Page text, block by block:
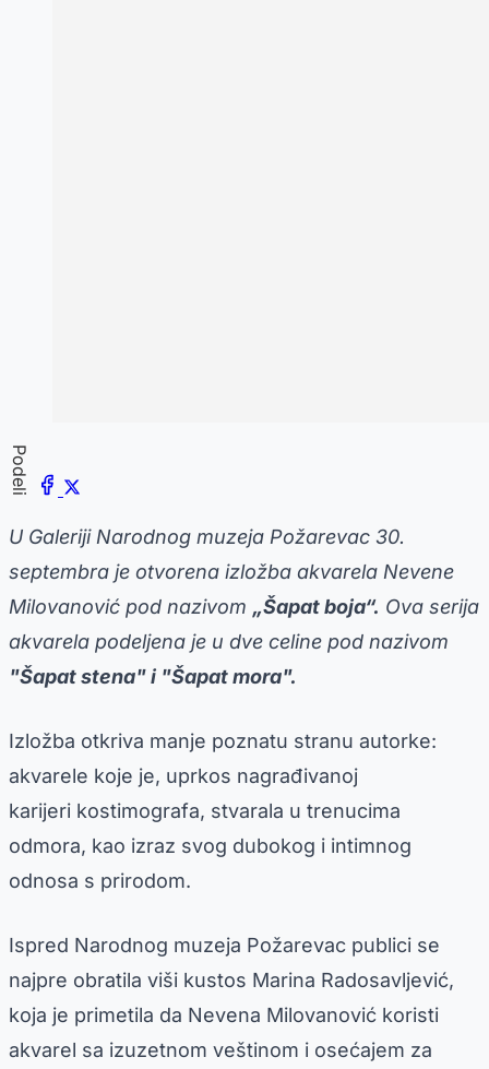
Podeli
U Galeriji Narodnog muzeja Požarevac 30.
septembra je otvorena izložba akvarela Nevene
Milovanović pod nazivom „Šapat boja“. Ova serija
akvarela podeljena je u dve celine pod nazivom
"Šapat stena" i "Šapat mora".
Izložba otkriva manje poznatu stranu autorke:
akvarele koje je, uprkos nagrađivanoj
karijeri kostimografa, stvarala u trenucima
odmora, kao izraz svog dubokog i intimnog
odnosa s prirodom.
Ispred Narodnog muzeja Požarevac publici se
najpre obratila viši kustos Marina Radosavljević,
koja je primetila da Nevena Milovanović koristi
akvarel sa izuzetnom veštinom i osećajem za